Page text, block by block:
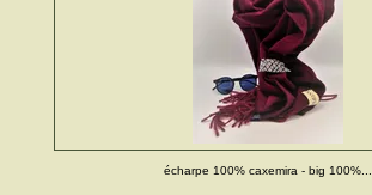
écharpe 100% caxemira - big 100%...